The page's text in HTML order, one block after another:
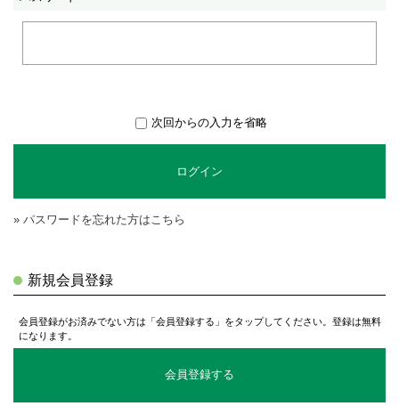
次回からの入力を省略
ログイン
» パスワードを忘れた方はこちら
新規会員登録
会員登録がお済みでない方は「会員登録する」をタップしてください。登録は無料
になります。
会員登録する